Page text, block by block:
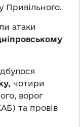
Привільного.
атаки
чотири
ворог
та провів